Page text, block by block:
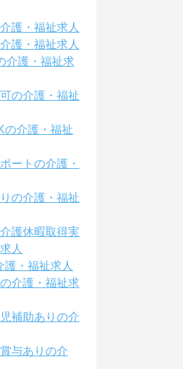
護・福祉求人
護・福祉求人
介護・福祉求
の介護・福祉
の介護・福祉
ートの介護・
の介護・福祉
護休暇取得実
人
・福祉求人
介護・福祉求
補助ありの介
与ありの介